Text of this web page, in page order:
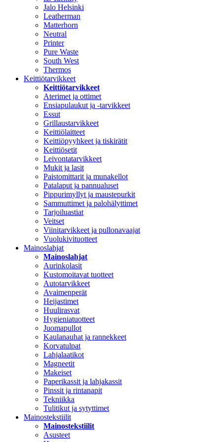
Jalo Helsinki
Leatherman
Matterhorn
Neutral
Printer
Pure Waste
South West
Thermos
Keittiötarvikkeet
Keittiötarvikkeet
Aterimet ja ottimet
Ensiapulaukut ja -tarvikkeet
Essut
Grillaustarvikkeet
Keittiölaitteet
Keittiöpyyhkeet ja tiskirätit
Keittiösetit
Leivontatarvikkeet
Mukit ja lasit
Paistomittarit ja munakellot
Patalaput ja pannualuset
Pippurimyllyt ja maustepurkit
Sammuttimet ja palohälyttimet
Tarjoiluastiat
Veitset
Viinitarvikkeet ja pullonavaajat
Vuolukivituotteet
Mainoslahjat
Mainoslahjat
Aurinkolasit
Kustomoitavat tuotteet
Autotarvikkeet
Avaimenperät
Heijastimet
Huulirasvat
Hygieniatuotteet
Juomapullot
Kaulanauhat ja rannekkeet
Korvatulpat
Lahjalaatikot
Magneetit
Makeiset
Paperikassit ja lahjakassit
Pinssit ja rintanapit
Tekniikka
Tulitikut ja sytyttimet
Mainostekstiilit
Mainostekstiilit
Asusteet